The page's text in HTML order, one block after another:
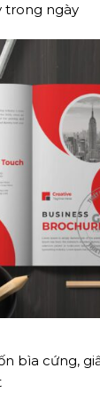
trong ngày
bìa cứng,